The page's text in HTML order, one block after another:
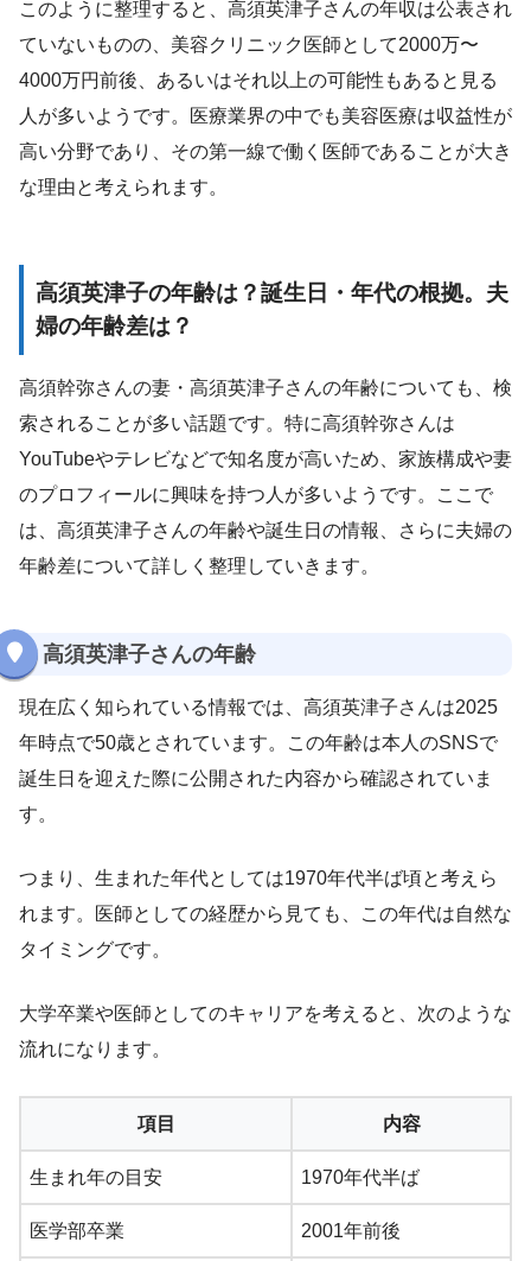
このように整理すると、高須英津子さんの年収は公表され
ていないものの、美容クリニック医師として2000万〜
4000万円前後、あるいはそれ以上の可能性もあると見る
人が多いようです。医療業界の中でも美容医療は収益性が
高い分野であり、その第一線で働く医師であることが大き
な理由と考えられます。
高須英津子の年齢は？誕生日・年代の根拠。夫
婦の年齢差は？
高須幹弥さんの妻・高須英津子さんの年齢についても、検
索されることが多い話題です。特に高須幹弥さんは
YouTubeやテレビなどで知名度が高いため、家族構成や妻
のプロフィールに興味を持つ人が多いようです。ここで
は、高須英津子さんの年齢や誕生日の情報、さらに夫婦の
年齢差について詳しく整理していきます。
高須英津子さんの年齢
現在広く知られている情報では、高須英津子さんは2025
年時点で50歳とされています。この年齢は本人のSNSで
誕生日を迎えた際に公開された内容から確認されていま
す。
つまり、生まれた年代としては1970年代半ば頃と考えら
れます。医師としての経歴から見ても、この年代は自然な
タイミングです。
大学卒業や医師としてのキャリアを考えると、次のような
流れになります。
項目 内容
生まれ年の目安 1970年代半ば
医学部卒業 2001年前後